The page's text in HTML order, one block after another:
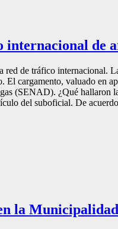
internacional de
de tráfico internacional.
cargamento, valuado en
(SENAD). ¿Qué hallaron
del suboficial. De
la